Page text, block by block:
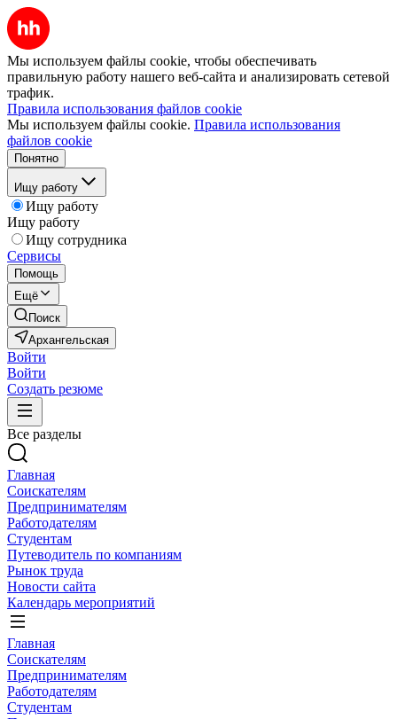
Мы используем файлы cookie, чтобы обеспечивать
правильную работу нашего веб-сайта и анализировать сетевой
трафик.
Правила использования файлов cookie
Мы используем файлы cookie. Правила использования
файлов cookie
Понятно
Ищу работу
Ищу работу
Ищу работу
Ищу сотрудника
Сервисы
Помощь
Ещё
Поиск
Архангельская
Войти
Войти
Создать резюме
Все разделы
Главная
Соискателям
Предпринимателям
Работодателям
Студентам
Путеводитель по компаниям
Рынок труда
Новости сайта
Календарь мероприятий
Главная
Соискателям
Предпринимателям
Работодателям
Студентам